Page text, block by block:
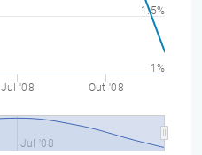
Jul '08 Out '08
Jul '08
1%
1.5%